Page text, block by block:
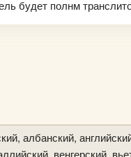
будет полнм
албанский,